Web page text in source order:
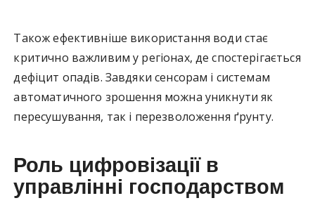
Також ефективніше використання води стає
критично важливим у регіонах, де спостерігається
дефіцит опадів. Завдяки сенсорам і системам
автоматичного зрошення можна уникнути як
пересушування, так і перезволоження ґрунту.
Роль цифровізації в
управлінні господарством